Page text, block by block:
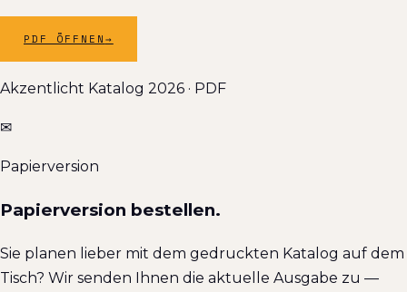
PDF ÖFFNEN→
Akzentlicht Katalog 2026 · PDF
✉
Papierversion
Papierversion bestellen.
Sie planen lieber mit dem gedruckten Katalog auf dem
Tisch? Wir senden Ihnen die aktuelle Ausgabe zu —